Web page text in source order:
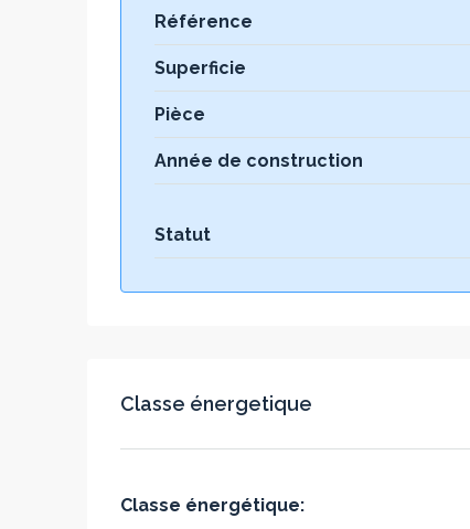
Référence
Superficie
Pièce
Année de construction
Statut
Classe énergetique
Classe énergétique: